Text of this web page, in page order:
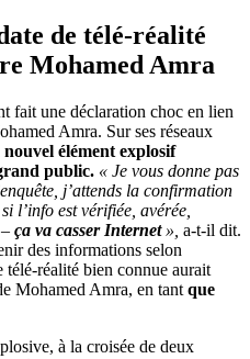
de télé-réalité
Mohamed Amra
fait une déclaration choc en lien
Amra. Sur ses réseaux
nouvel élément explosif
public. « Je vous donne pas
j’attends la confirmation
l’info est vérifiée, avérée,
ça va casser Internet», a-t-il dit.
des informations selon
télé-réalité bien connue aurait
Mohamed Amra, en tant que
à la croisée de deux